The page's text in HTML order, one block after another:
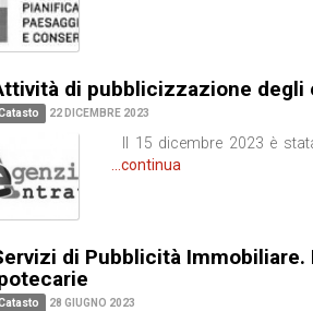
di pubblicizzazione
22 DICEMBRE 2023
Il 15 dicembre 2023 è
...continua
di Pubblicità
28 GIUGNO 2023